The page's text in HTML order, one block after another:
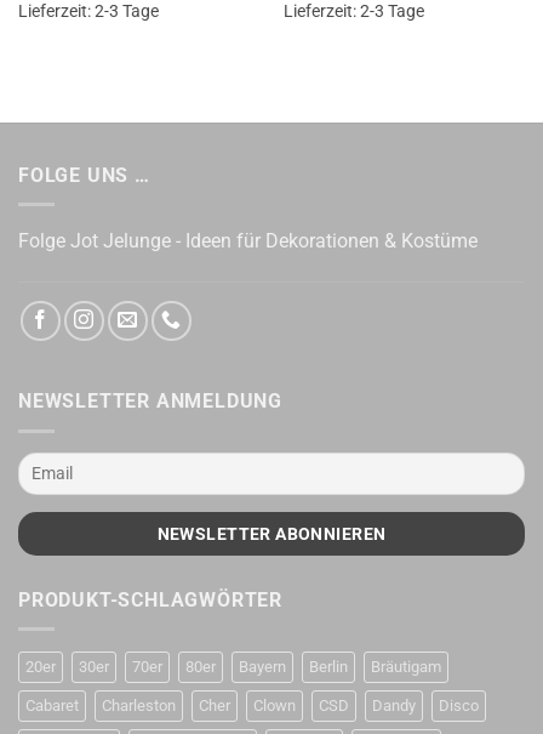
Lieferzeit:2-3 Tage
Lieferzeit:2-3 Tage
FOLGE UNS …
Folge Jot Jelunge - Ideen für Dekorationen & Kostüme
NEWSLETTER ANMELDUNG
PRODUKT-SCHLAGWÖRTER
20er 30er 70er 80er Bayern Berlin Bräutigam
Cabaret Charleston Cher Clown CSD Dandy Disco